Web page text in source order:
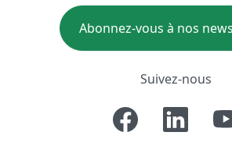
Abonnez-vous à nos
Suivez-nous